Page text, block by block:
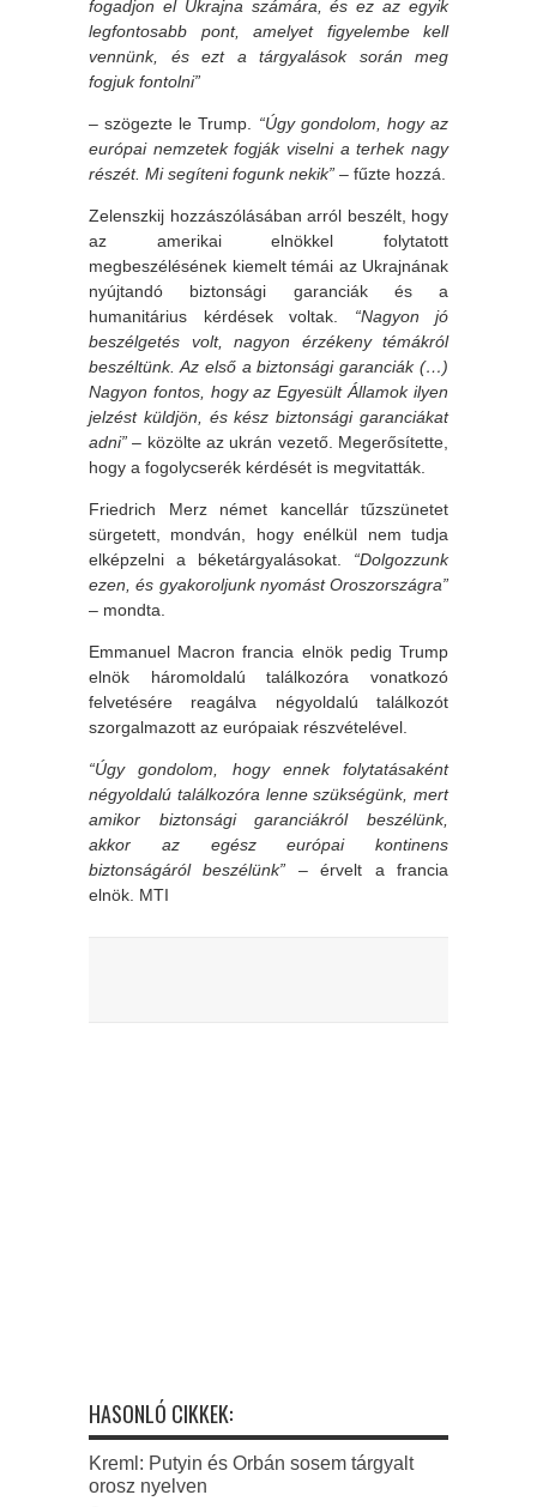
fogadjon el Ukrajna számára, és ez az egyik
legfontosabb pont, amelyet figyelembe kell
vennünk, és ezt a tárgyalások során meg
fogjuk fontolni”
– szögezte le Trump. “Úgy gondolom, hogy az
európai nemzetek fogják viselni a terhek nagy
részét. Mi segíteni fogunk nekik” – fűzte hozzá.
Zelenszkij hozzászólásában arról beszélt, hogy
az amerikai elnökkel folytatott
megbeszélésének kiemelt témái az Ukrajnának
nyújtandó biztonsági garanciák és a
humanitárius kérdések voltak. “Nagyon jó
beszélgetés volt, nagyon érzékeny témákról
beszéltünk. Az első a biztonsági garanciák (…)
Nagyon fontos, hogy az Egyesült Államok ilyen
jelzést küldjön, és kész biztonsági garanciákat
adni”– közölte az ukrán vezető. Megerősítette,
hogy a fogolycserék kérdését is megvitatták.
Friedrich Merz német kancellár tűzszünetet
sürgetett, mondván, hogy enélkül nem tudja
elképzelni a béketárgyalásokat. “Dolgozzunk
ezen, és gyakoroljunk nyomást Oroszországra”
– mondta.
Emmanuel Macron francia elnök pedig Trump
elnök háromoldalú találkozóra vonatkozó
felvetésére reagálva négyoldalú találkozót
szorgalmazott az európaiak részvételével.
“Úgy gondolom, hogy ennek folytatásaként
négyoldalú találkozóra lenne szükségünk, mert
amikor biztonsági garanciákról beszélünk,
akkor az egész európai kontinens
biztonságáról beszélünk” – érvelt a francia
elnök. MTI
HASONLÓ CIKKEK:
Kreml: Putyin és Orbán sosem tárgyalt
orosz nyelven